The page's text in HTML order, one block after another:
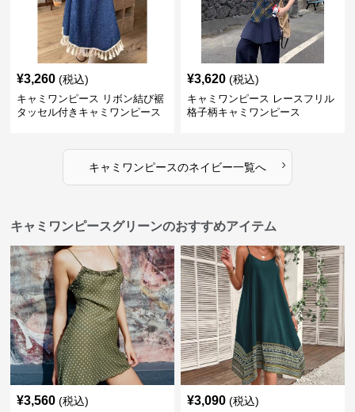
¥3,260 (税込)
キャミワンピース リボン結び裾
タッセル付きキャミワンピース
¥3,620 (税込)
キャミワンピース レースフリル
格子柄キャミワンピース
キャミワンピースのネイビー一覧へ ›
キャミワンピースグリーンのおすすめアイテム
¥3,560 (税込) ¥3,090 (税込)